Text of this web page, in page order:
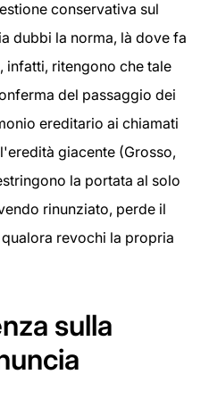
conservativa sul
dubbi la norma, là dove fa
infatti, ritengono che tale
del passaggio dei
ereditario ai chiamati
giacente (Grosso,
la portata al solo
rinunziato, perde il
revochi la propria
sulla